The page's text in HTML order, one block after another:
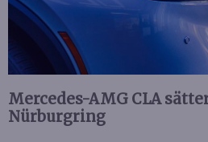
Mercedes-AMG CLA
Nürburgring